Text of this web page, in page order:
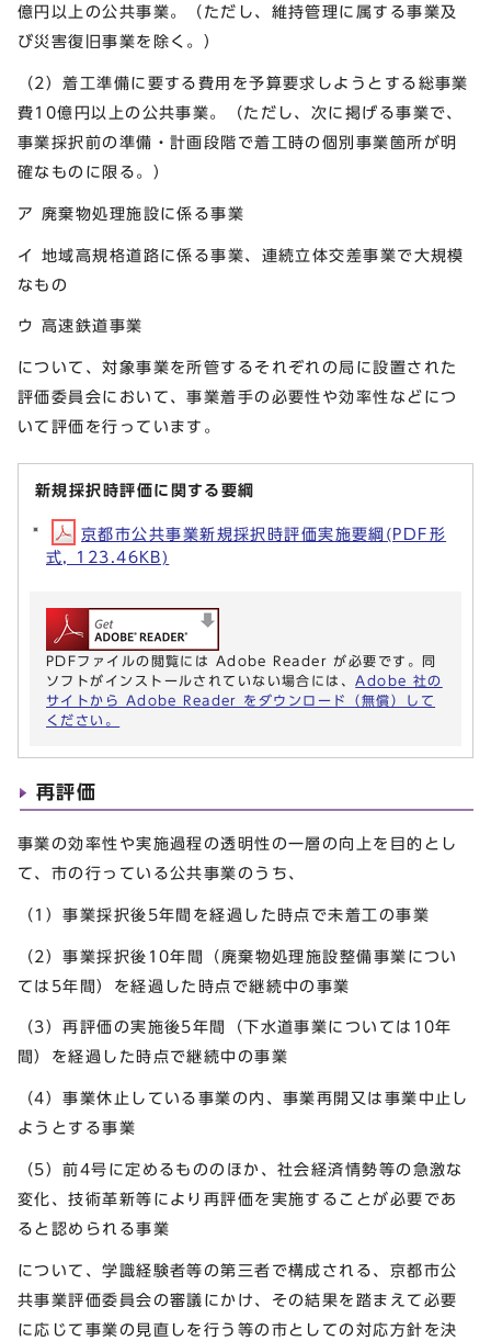
億円以上の公共事業。（ただし、維持管理に属する事業及
び災害復旧事業を除く。）
（2）着工準備に要する費用を予算要求しようとする総事業
費10億円以上の公共事業。（ただし、次に掲げる事業で、
事業採択前の準備・計画段階で着工時の個別事業箇所が明
確なものに限る。）
ア 廃棄物処理施設に係る事業
イ 地域高規格道路に係る事業、連続立体交差事業で大規模
なもの
ウ 高速鉄道事業
について、対象事業を所管するそれぞれの局に設置された
評価委員会において、事業着手の必要性や効率性などにつ
いて評価を行っています。
新規採択時評価に関する要綱
京都市公共事業新規採択時評価実施要綱(PDF形
式, 123.46KB)
PDFファイルの閲覧には Adobe Reader が必要です。同
ソフトがインストールされていない場合には、 Adobe 社の
サイトから Adobe Reader をダウンロード（無償）して
ください。
再評価
事業の効率性や実施過程の透明性の一層の向上を目的とし
て、市の行っている公共事業のうち、
（1）事業採択後5年間を経過した時点で未着工の事業
（2）事業採択後10年間（廃棄物処理施設整備事業につい
ては5年間）を経過した時点で継続中の事業
（3）再評価の実施後5年間（下水道事業については10年
間）を経過した時点で継続中の事業
（4）事業休止している事業の内、事業再開又は事業中止し
ようとする事業
（5）前4号に定めるもののほか、社会経済情勢等の急激な
変化、技術革新等により再評価を実施することが必要であ
ると認められる事業
について、学識経験者等の第三者で構成される、京都市公
共事業評価委員会の審議にかけ、その結果を踏まえて必要
に応じて事業の見直しを行う等の市としての対応方針を決